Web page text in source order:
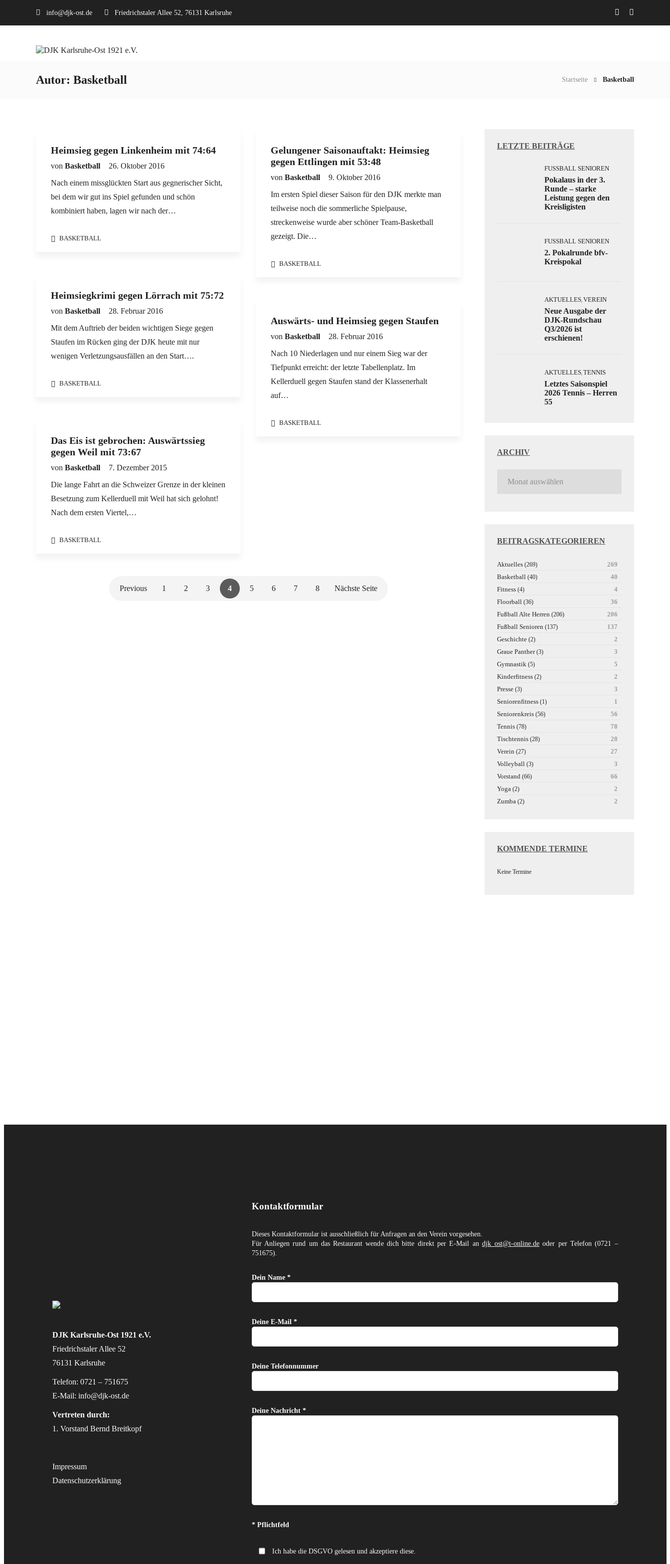
info@djk-ost.de Friedrichstaler Allee 52, 76131 Karlsruhe
Autor: Basketball Startseite Basketball
Heimsieg gegen Linkenheim mit 74:64
von Basketball
26. Oktober 2016
Nach einem missglückten Start aus gegnerischer Sicht,
bei dem wir gut ins Spiel gefunden und schön
kombiniert haben, lagen wir nach der…
BASKETBALL
Gelungener Saisonauftakt: Heimsieg
gegen Ettlingen mit 53:48
von Basketball
9. Oktober 2016
Im ersten Spiel dieser Saison für den DJK merkte man
teilweise noch die sommerliche Spielpause,
streckenweise wurde aber schöner Team-Basketball
gezeigt. Die…
BASKETBALL
Heimsiegkrimi gegen Lörrach mit 75:72
von Basketball
28. Februar 2016
Mit dem Auftrieb der beiden wichtigen Siege gegen
Staufen im Rücken ging der DJK heute mit nur
wenigen Verletzungsausfällen an den Start….
BASKETBALL
Auswärts- und Heimsieg gegen Staufen
von Basketball
28. Februar 2016
Nach 10 Niederlagen und nur einem Sieg war der
Tiefpunkt erreicht: der letzte Tabellenplatz. Im
Kellerduell gegen Staufen stand der Klassenerhalt
auf…
BASKETBALL
Das Eis ist gebrochen: Auswärtssieg
gegen Weil mit 73:67
von Basketball
7. Dezember 2015
Die lange Fahrt an die Schweizer Grenze in der kleinen
Besetzung zum Kellerduell mit Weil hat sich gelohnt!
Nach dem ersten Viertel,…
BASKETBALL
Previous 1 2 3 4 5 6 7 8 Nächste Seite
LETZTE BEITRÄGE
FUSSBALL SENIOREN
Pokalaus in der 3.
Runde – starke
Leistung gegen den
Kreisligisten
FUSSBALL SENIOREN
2. Pokalrunde bfv-
Kreispokal
AKTUELLES, VEREIN
Neue Ausgabe der
DJK-Rundschau
Q3/2026 ist
erschienen!
AKTUELLES, TENNIS
Letztes Saisonspiel
2026 Tennis – Herren
55
ARCHIV
BEITRAGSKATEGORIEREN
Aktuelles (269)
269
Basketball (40)
40
Fitness (4)
4
Floorball (36)
36
Fußball Alte Herren (206)
206
Fußball Senioren (137)
137
Geschichte (2)
2
Graue Panther(3)
3
Gymnastik (5)
5
Kinderfitness (2)
2
Presse (3)
3
Seniorenfitness (1)
1
Seniorenkreis (56)
56
Tennis (78)
78
Tischtennis (28)
28
Verein (27)
27
Volleyball (3)
3
Vorstand (66)
66
Yoga (2)
2
Zumba (2) 2
KOMMENDE TERMINE
Keine Termine
DJK Karlsruhe-Ost 1921 e.V.
Friedrichstaler Allee 52
76131 Karlsruhe
Telefon: 0721 – 751675
E-Mail: info@djk-ost.de
Vertreten durch:
1. Vorstand Bernd Breitkopf
Impressum
Datenschutzerklärung
Kontaktformular
Dieses Kontaktformular ist ausschließlich für Anfragen an den Verein vorgesehen.
Für Anliegen rund um das Restaurant wende dich bitte direkt per E-Mail an djk_ost@t-online.deoder per Telefon (0721 –
751675).
Dein Name *
Deine E-Mail *
Deine Telefonnummer
Deine Nachricht *
Bitte lasse dieses Feld leer.
* Pflichtfeld
Ich habe die DSGVO gelesen und akzeptiere diese.